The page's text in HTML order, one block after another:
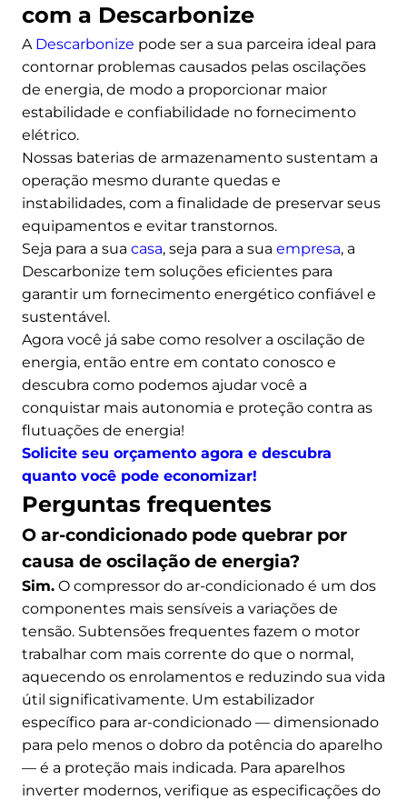
com a Descarbonize
A Descarbonize pode ser a sua parceira ideal para
contornar problemas causados pelas oscilações
de energia, de modo a proporcionar maior
estabilidade e confiabilidade no fornecimento
elétrico.
Nossas baterias de armazenamento sustentam a
operação mesmo durante quedas e
instabilidades, com a finalidade de preservar seus
equipamentos e evitar transtornos.
Seja para a sua casa, seja para a sua empresa, a
Descarbonize tem soluções eficientes para
garantir um fornecimento energético confiável e
sustentável.
Agora você já sabe como resolver a oscilação de
energia, então entre em contato conosco e
descubra como podemos ajudar você a
conquistar mais autonomia e proteção contra as
flutuações de energia!
Solicite seu orçamento agora e descubra
quanto você pode economizar!
Perguntas frequentes
O ar-condicionado pode quebrar por
causa de oscilação de energia?
Sim. O compressor do ar-condicionado é um dos
componentes mais sensíveis a variações de
tensão. Subtensões frequentes fazem o motor
trabalhar com mais corrente do que o normal,
aquecendo os enrolamentos e reduzindo sua vida
útil significativamente. Um estabilizador
específico para ar-condicionado — dimensionado
para pelo menos o dobro da potência do aparelho
— é a proteção mais indicada. Para aparelhos
inverter modernos, verifique as especificações do